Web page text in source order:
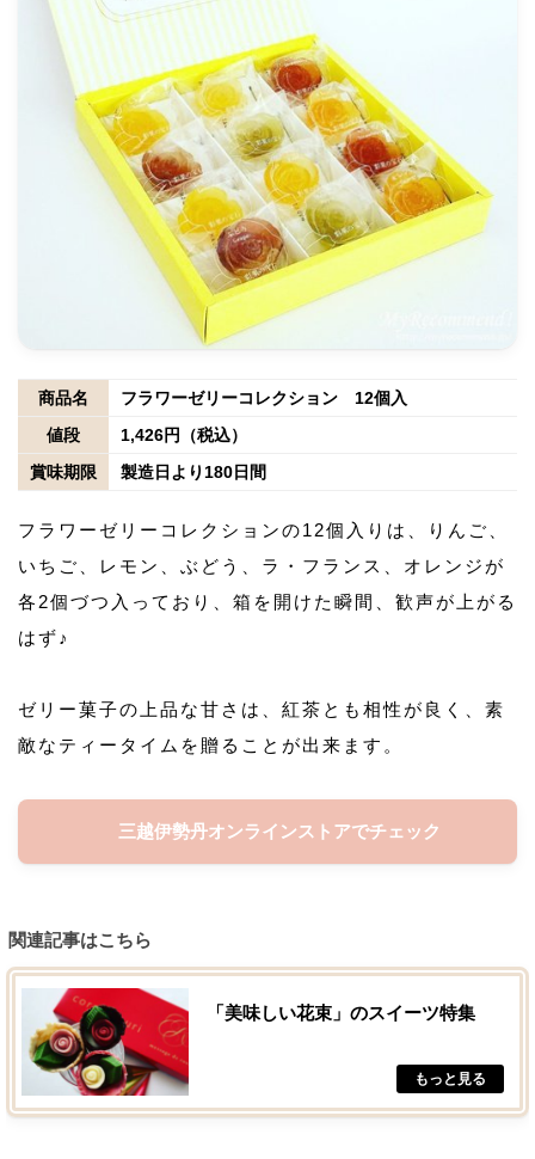
商品名
フラワーゼリーコレクション 12個入
値段
1,426円（税込）
賞味期限
製造日より180日間
フラワーゼリーコレクションの12個入りは、りんご、
いちご、レモン、ぶどう、ラ・フランス、オレンジが
各2個づつ入っており、箱を開けた瞬間、歓声が上がる
はず♪
ゼリー菓子の上品な甘さは、紅茶とも相性が良く、素
敵なティータイムを贈ることが出来ます。
三越伊勢丹オンラインストアでチェック
関連記事はこちら
「美味しい花束」のスイーツ特集